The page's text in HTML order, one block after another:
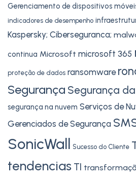
Gerenciamento de dispositivos
indicadores de desempenho
Kaspersky; Ciberseguranca;
continua Microsoft microsoft 365
proteção de dados ransomware
Segurança Segurança
segurança na nuvem Serviços de
Gerenciados de Segurança
SonicWall Sucesso do Cliente
tendencias TI